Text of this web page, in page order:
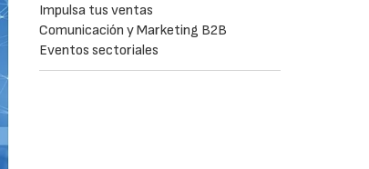
Impulsa tus ventas
Comunicación y Marketing B2B
Eventos sectoriales